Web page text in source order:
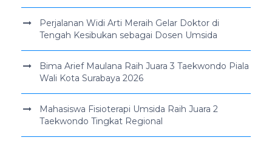
Perjalanan Widi Arti Meraih Gelar Doktor di
Tengah Kesibukan sebagai Dosen Umsida
Bima Arief Maulana Raih Juara 3 Taekwondo Piala
Wali Kota Surabaya 2026
Mahasiswa Fisioterapi Umsida Raih Juara 2
Taekwondo Tingkat Regional